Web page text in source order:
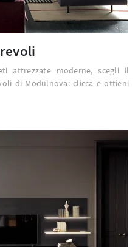
attrezzate moderne, scegli il
di Modulnova: clicca e ottieni